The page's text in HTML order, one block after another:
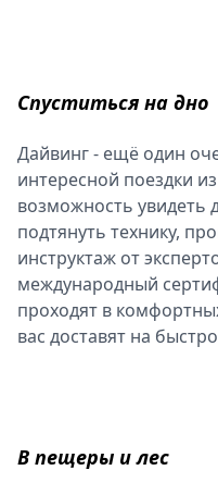
Спуститься на дно
Дайвинг - ещё один
интересной поездки
возможность увидеть
подтянуть технику,
инструктаж от
международный
проходят в
вас доставят на
В пещеры и лес